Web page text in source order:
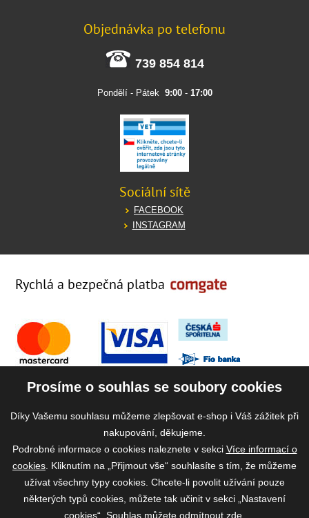
Objednávka po telefonu
739 854 814
Pondělí - Pátek 9:00- 17:00
Sociální sítě
FACEBOOK
INSTAGRAM
Rychlá a bezpečná platba
Prosíme o souhlas se soubory cookies
Díky Vašemu souhlasu můžeme zlepšovat e-shop i Váš zážitek při
nakupování, děkujeme.
Podrobné informace o cookies naleznete v sekci Více informací o
cookies . Kliknutím na „Přijmout vše“ souhlasíte s tím, že můžeme
užívat všechny typy cookies. Chcete-li povolit užívání pouze
některých typů cookies, můžete tak učinit v sekci „Nastavení
cookies“. Souhlas můžete odmítnout zde